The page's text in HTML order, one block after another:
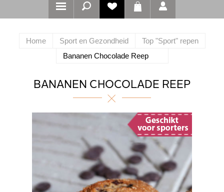
Home Sport en Gezondheid
Top "Sport" repen
Bananen Chocolade Reep
BANANEN CHOCOLADE REEP